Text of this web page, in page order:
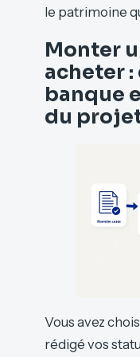
le patrimoine
Monter
acheter
banque
du
Vous avez
rédigé vos